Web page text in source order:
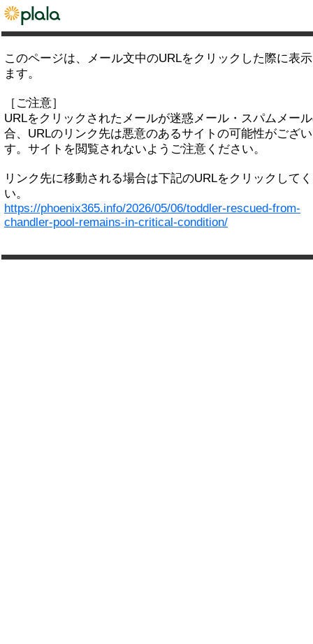
このページは、メール文中のURLをクリックした際に表
ます。
［ご注意］
URLをクリックされたメールが迷惑メール・スパムメー
合、URLのリンク先は悪意のあるサイトの可能性がござ
す。サイトを閲覧されないようご注意ください。
リンク先に移動される場合は下記のURLをクリックして
い。
https://phoenix365.info/2026/05/06/toddler-rescued-from-
chandler-pool-remains-in-critical-condition/